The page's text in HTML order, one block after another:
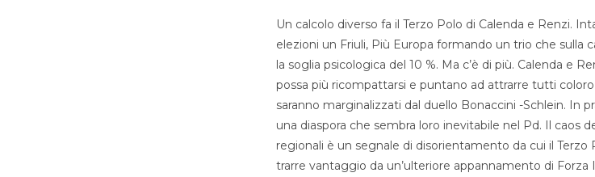
Un calcolo diverso fa il Terzo Polo di Calenda e Renzi.
elezioni un Friuli, Più Europa formando un trio che sulla
la soglia psicologica del 10 %. Ma c’è di più. Calenda e
possa più ricompattarsi e puntano ad attrarre tutti
saranno marginalizzati dal duello Bonaccini -Schlein. In
una diaspora che sembra loro inevitabile nel Pd. Il caos
regionali è un segnale di disorientamento da cui il
trarre vantaggio da un’ulteriore appannamento di Forza